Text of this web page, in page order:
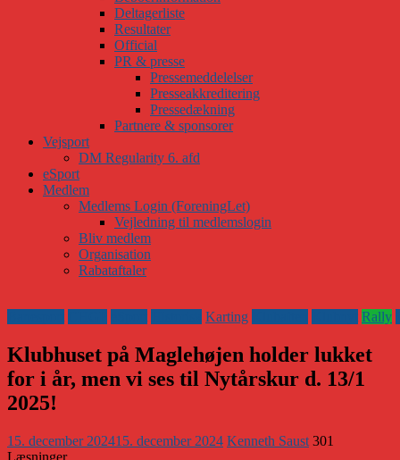
Deltagerliste
Resultater
Official
PR & presse
Pressemeddelelser
Presseakkreditering
Pressedækning
Partnere & sponsorer
Vejsport
DM Regularity 6. afd
eSport
Medlem
Medlems Login (ForeningLet)
Vejledning til medlemslogin
Bliv medlem
Organisation
Rabataftaler
Karting Rally
Klubhuset på Maglehøjen holder lukket
for i år, men vi ses til Nytårskur d. 13/1
2025!
15. december 202415. december 2024 Kenneth Saust 301
Læsninger